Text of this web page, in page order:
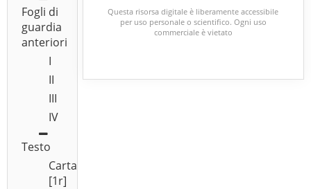
Fogli di
guardia
anteriori
I
II
III
IV
Testo
Carta
[1r]
Questa risorsa digitale è liberamente accessibile
per uso personale o scientifico. Ogni uso
commerciale è vietato